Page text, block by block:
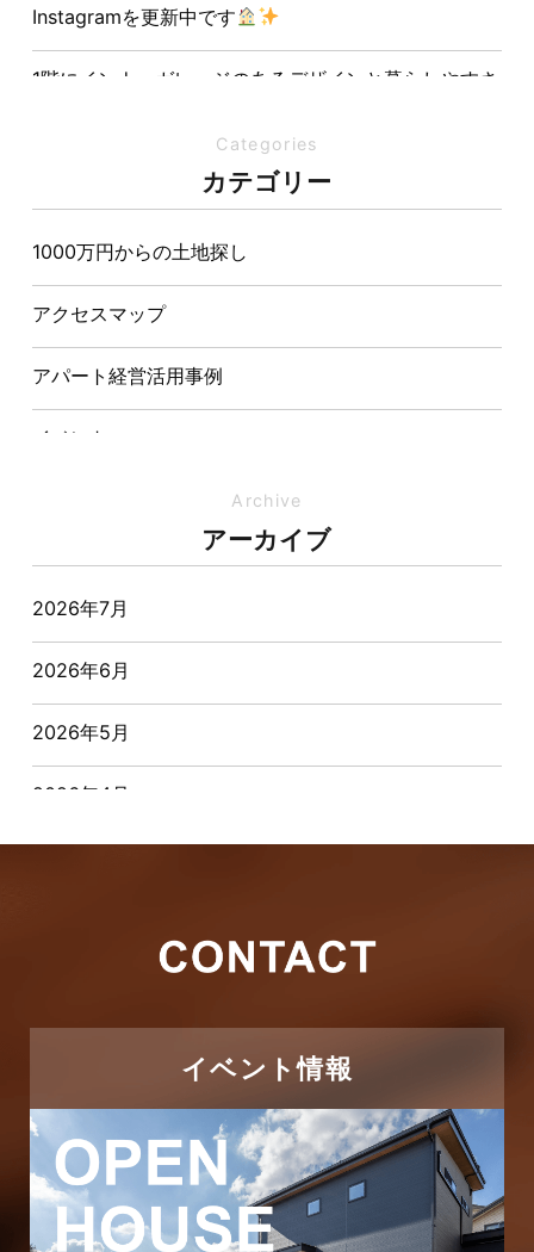
Instagramを更新中です
1階にインナーガレージのあるデザインと暮らしやすさ
夏の熱中症対策は家づくりから。屋根・壁・基礎の構
造が快適さをつくる理由
【埼玉県経営品質知事賞】大野知事へ受賞のご報告と
表敬訪問を行いました
Categories
カテゴリー
1000万円からの土地探し
アクセスマップ
アパート経営活用事例
イベント
オーナー様からの質問
おすすめ物件
お客様インタビュー
お客様の声
つくばエクスプレス線
ピアラシティ店-ブログ
ブログ
マンション経営活用事例
Archive
アーカイブ
2026年7月
2026年6月
2026年5月
2026年4月
2025年11月
2025年10月
2025年9月
イベント情報